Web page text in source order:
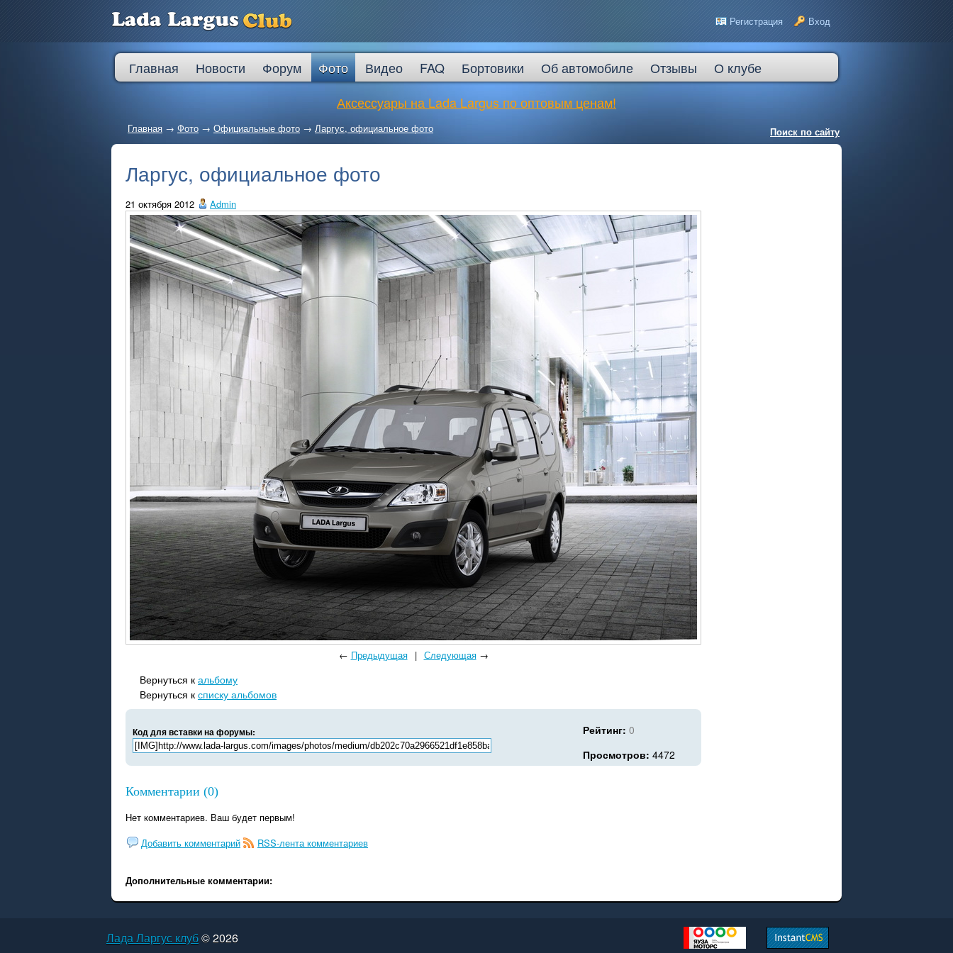
Регистрация Вход
Главная Новости Форум Фото Видео FAQ Бортовики Об автомобиле Отзывы
О клубе
Аксессуары на Lada Largus по оптовым ценам!
Главная → Фото → Официальные фото → Ларгус, официальное фото Поиск по сайту
Ларгус, официальное фото
21 октября 2012 Admin
← Предыдущая | Следующая→
Вернуться к альбому
Вернуться к списку альбомов
Код для вставки на форумы: Рейтинг: 0
Просмотров: 4472
Комментарии (0)
Нет комментариев. Ваш будет первым!
Добавить комментарий
RSS-лента комментариев
Дополнительные комментарии:
Лада Ларгус клуб© 2026